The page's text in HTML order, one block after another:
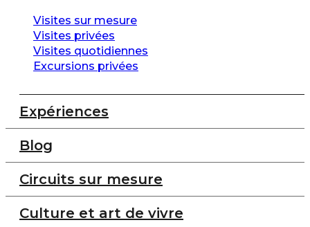
Visites sur mesure
Visites privées
Visites quotidiennes
Excursions privées
Expériences
Blog
Circuits sur mesure
Culture et art de vivre